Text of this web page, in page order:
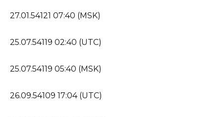
27.01.54121 07:40 (MSK)
25.07.54119 02:40 (UTC)
25.07.54119 05:40 (MSK)
26.09.54109 17:04 (UTC)